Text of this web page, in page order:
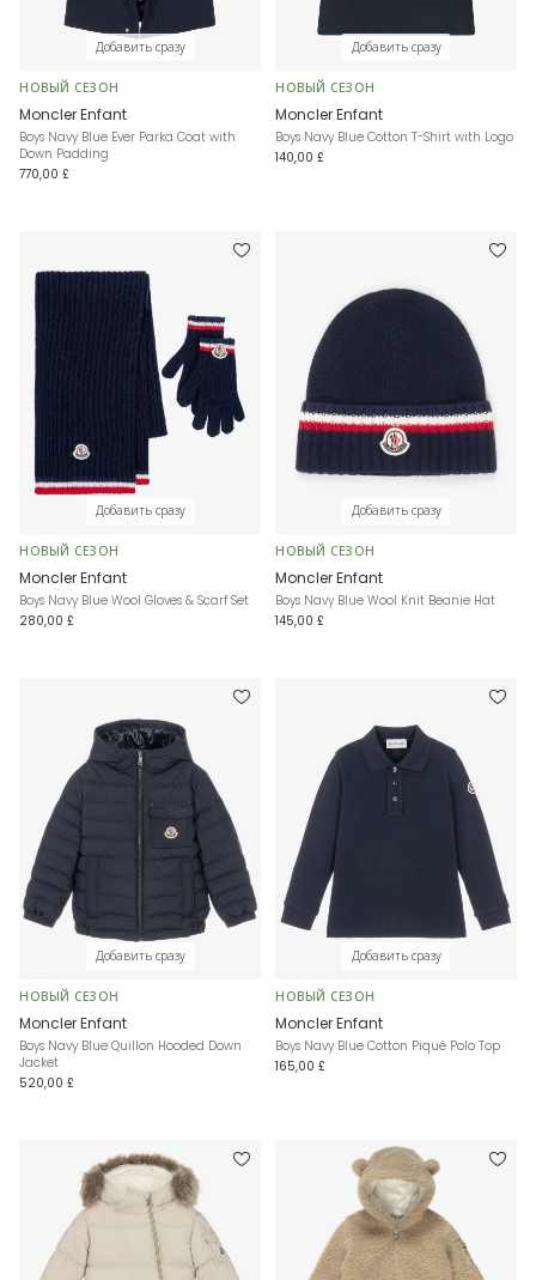
Добавить сразу
НОВЫЙ СЕЗОН
Moncler Enfant
Boys Navy Blue Ever Parka Coat with
Down Padding
770,00 £
Добавить сразу
НОВЫЙ СЕЗОН
Moncler Enfant
Boys Navy Blue Cotton T-Shirt with Logo
140,00 £
Добавить сразу
НОВЫЙ СЕЗОН
Moncler Enfant
Boys Navy Blue Wool Gloves & Scarf Set
280,00 £
Добавить сразу
НОВЫЙ СЕЗОН
Moncler Enfant
Boys Navy Blue Wool Knit Beanie Hat
145,00 £
Добавить сразу
НОВЫЙ СЕЗОН
Moncler Enfant
Boys Navy Blue Quillon Hooded Down
Jacket
520,00 £
Добавить сразу
НОВЫЙ СЕЗОН
Moncler Enfant
Boys Navy Blue Cotton Piqué Polo Top
165,00 £